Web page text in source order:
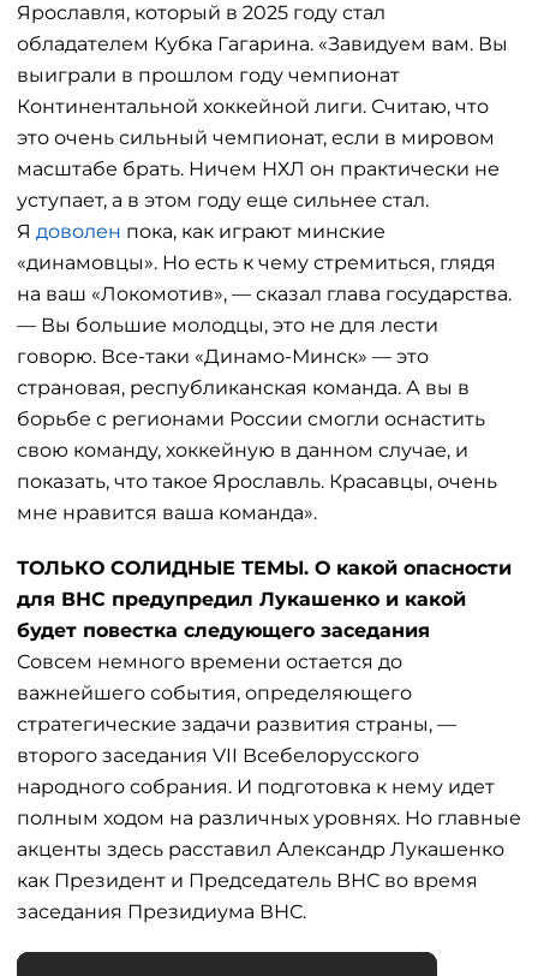
Ярославля, который в 2025 году стал
обладателем Кубка Гагарина. «Завидуем вам. Вы
выиграли в прошлом году чемпионат
Континентальной хоккейной лиги. Считаю, что
это очень сильный чемпионат, если в мировом
масштабе брать. Ничем НХЛ он практически не
уступает, а в этом году еще сильнее стал.
Я доволен пока, как играют минские
«динамовцы». Но есть к чему стремиться, глядя
на ваш «Локомотив», — сказал глава государства.
— Вы большие молодцы, это не для лести
говорю. Все-таки «Динамо-Минск» — это
страновая, республиканская команда. А вы в
борьбе с регионами России смогли оснастить
свою команду, хоккейную в данном случае, и
показать, что такое Ярославль. Красавцы, очень
мне нравится ваша команда».
ТОЛЬКО СОЛИДНЫЕ ТЕМЫ. О какой опасности
для ВНС предупредил Лукашенко и какой
будет повестка следующего заседания
Совсем немного времени остается до
важнейшего события, определяющего
стратегические задачи развития страны, —
второго заседания VII Всебелорусского
народного собрания. И подготовка к нему идет
полным ходом на различных уровнях. Но главные
акценты здесь расставил Александр Лукашенко
как Президент и Председатель ВНС во время
заседания Президиума ВНС.